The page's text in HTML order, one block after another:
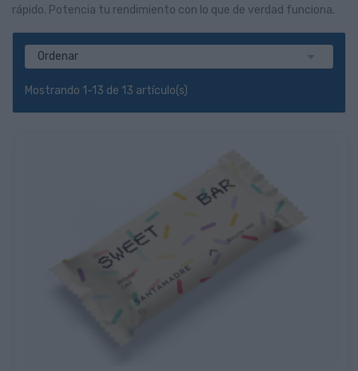
rápido. Potencia tu rendimiento con lo que de verdad funciona.
Ordenar
Mostrando 1-13 de 13 artículo(s)